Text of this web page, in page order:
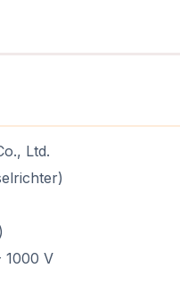
Ltd.
1000 V